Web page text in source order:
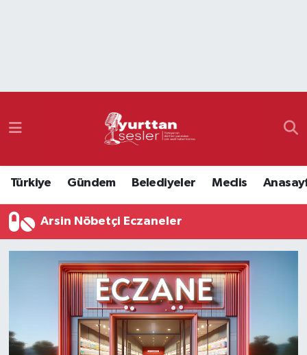
Türkiye Gündem Belediyeler Meclis
Arsin Nöbetçi Eczaneler
Namaz Vakitleri
Süper Lig Puan Durumu ve Fikstür
Tüm Manşetler
Son Dakika Haberleri
Haber Arşivi